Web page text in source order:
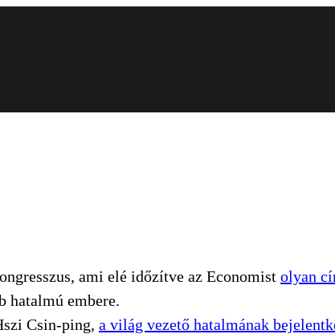
ami elé időzítve az Economist olyan
hatalmú embere.
Csin-ping, a világ vezető hatalmának